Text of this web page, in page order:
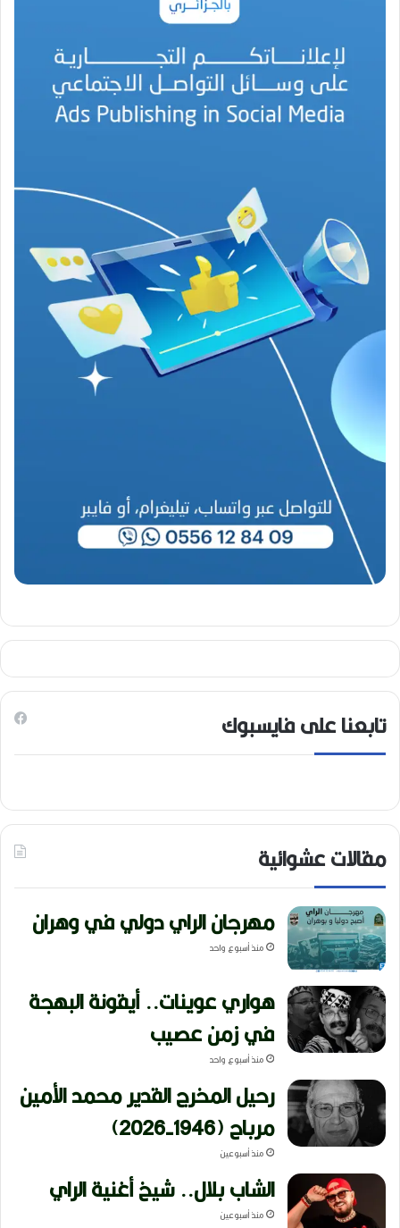
تابعنا على فايسبوك
مقالات عشوائية
مهرجان الراي دولي في وهران
منذ أسبوع واحد
هواري عوينات.. أيقونة البهجة
في زمن عصيب
منذ أسبوع واحد
رحيل المخرج القدير محمد الأمين
مرباح (1946-2026)
منذ أسبوعين
الشاب بلال.. شيخ أغنية الراي
منذ أسبوعين